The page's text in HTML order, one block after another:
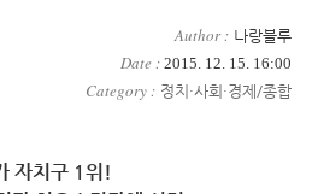
Author : 나랑블루
Date : 2015. 12. 15. 16:00
Category : 정치·사회·경제/종합
자치구 1위!